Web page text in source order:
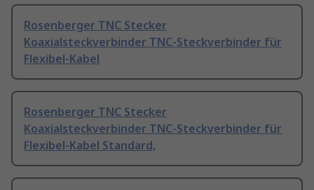
Rosenberger TNC Stecker
Koaxialsteckverbinder TNC-Steckverbinder für
Flexibel-Kabel
Rosenberger TNC Stecker
Koaxialsteckverbinder TNC-Steckverbinder für
Flexibel-Kabel Standard,